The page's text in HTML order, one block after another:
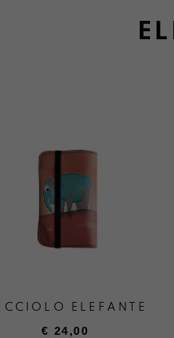
ELEFANTE
€ 24,00